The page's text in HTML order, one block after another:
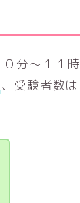
分～１１時
、受験者数は